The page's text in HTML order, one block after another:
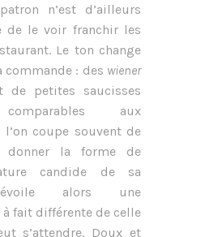
n’est d’ailleurs
de le voir franchir les
Le ton change
commande : des wiener
de petites saucisses
aux
coupe souvent de
donner la forme de
candide de sa
alors une
fait différente de celle
s’attendre. Doux et